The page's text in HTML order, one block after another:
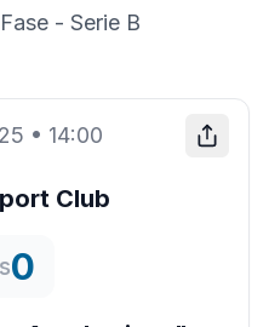
- Serie B
• 14:00
Club
0